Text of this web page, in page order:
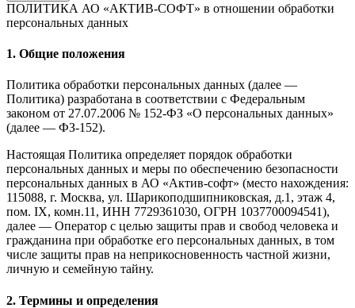
ПОЛИТИКА АО «АКТИВ-СОФТ» в отношении обработки
персональных данных
1. Общие положения
Политика обработки персональных данных (далее —
Политика) разработана в соответствии с Федеральным
законом от 27.07.2006 № 152-ФЗ «О персональных данных»
(далее — ФЗ-152).
Настоящая Политика определяет порядок обработки
персональных данных и меры по обеспечению безопасности
персональных данных в АО «Актив-софт» (место нахождения:
115088, г. Москва, ул. Шарикоподшипниковская, д.1, этаж 4,
пом. IX, комн.11, ИНН 7729361030, ОГРН 1037700094541),
далее — Оператор с целью защиты прав и свобод человека и
гражданина при обработке его персональных данных, в том
числе защиты прав на неприкосновенность частной жизни,
личную и семейную тайну.
2. Термины и определения